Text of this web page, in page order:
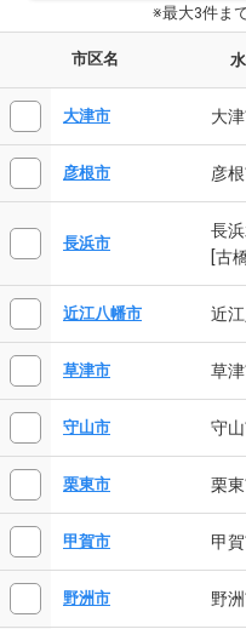
※最大3件ま
市区名
大津市 大
彦根市 彦
長浜市
長
[古
近江八幡市 近
草津市 草
守山市 守
栗東市 栗
甲賀市 甲
野洲市 野